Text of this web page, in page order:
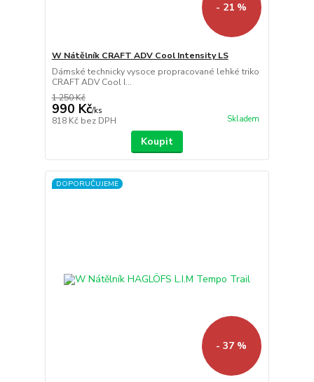
- 21 %
W Nátělník CRAFT ADV Cool Intensity LS
Dámské technicky vysoce propracované lehké triko
CRAFT ADV Cool I...
1 250 Kč
990 Kč/ks
818 Kč bez DPH Skladem
Koupit
DOPORUČUJEME
- 37 %